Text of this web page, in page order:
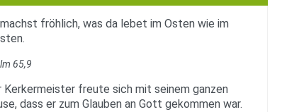
fröhlich, was da lebet im Osten wie im
65,9
Kerkermeister freute sich mit seinem ganzen
dass er zum Glauben an Gott gekommen war.